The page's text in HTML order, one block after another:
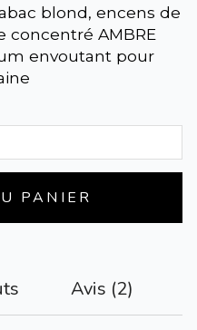
blond, encens de
concentré AMBRE
envoutant pour
PANIER
Avis (2)